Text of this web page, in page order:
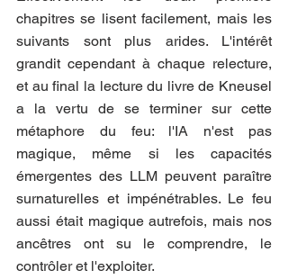
chapitres se lisent facilement, mais les
suivants sont plus arides. L'intérêt
grandit cependant à chaque relecture,
et au final la lecture du livre de Kneusel
a la vertu de se terminer sur cette
métaphore du feu: l'IA n'est pas
magique, même si les capacités
émergentes des LLM peuvent paraître
surnaturelles et impénétrables. Le feu
aussi était magique autrefois, mais nos
ancêtres ont su le comprendre, le
contrôler et l'exploiter.